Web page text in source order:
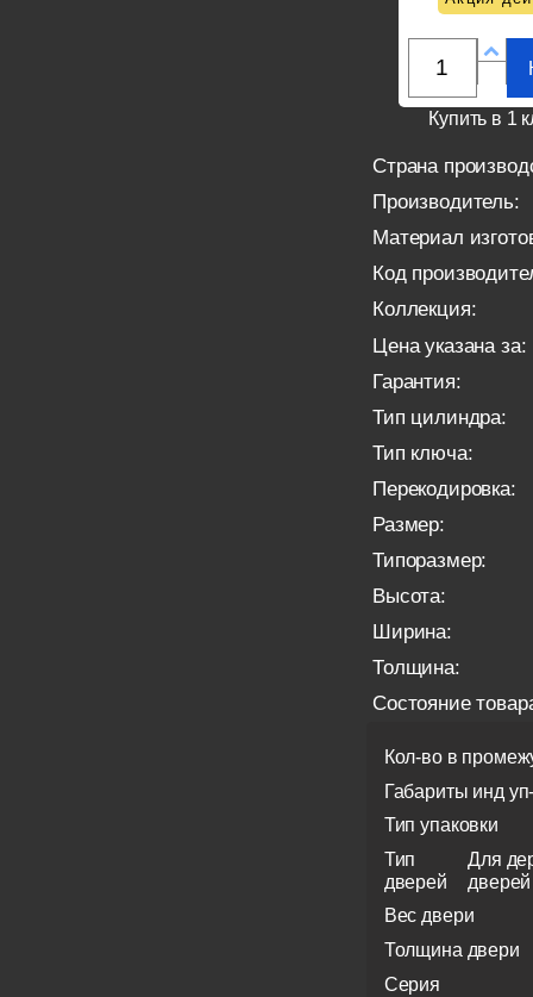
Купить в 1
Страна
Производитель:
Материал
Код
Коллекция:
Цена указана за:
Гарантия:
Тип цилиндра:
Тип ключа:
Перекодировка:
Размер:
Типоразмер:
Высота:
Ширина:
Толщина:
Состояние
Кол-во в
Габариты инд
Тип упаковки
Тип
дверей
Для
дверей
Вес двери
Толщина двери
Серия